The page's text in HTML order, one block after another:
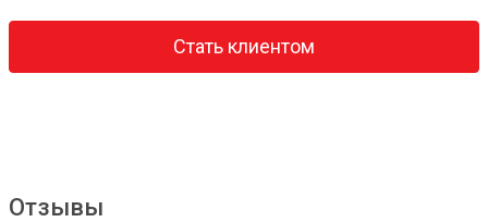
Стать клиентом
Отзывы